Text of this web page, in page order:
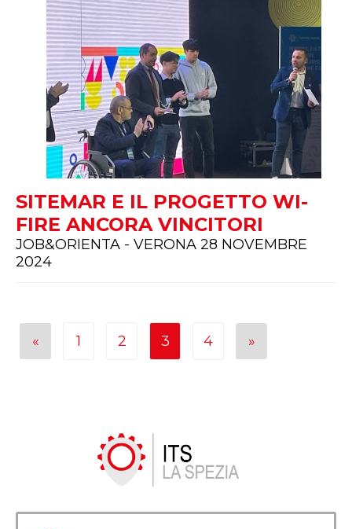
SITEMAR E IL PROGETTO WI-
FIRE ANCORA VINCITORI
JOB&ORIENTA - VERONA 28 NOVEMBRE
2024
« 1 2 3 4 »